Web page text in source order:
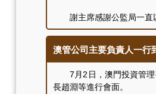
謝主席感謝公監局一直以
澳管公司主要負責人一行
7月2日，澳門投資管理有
長趙淵等進行會面。